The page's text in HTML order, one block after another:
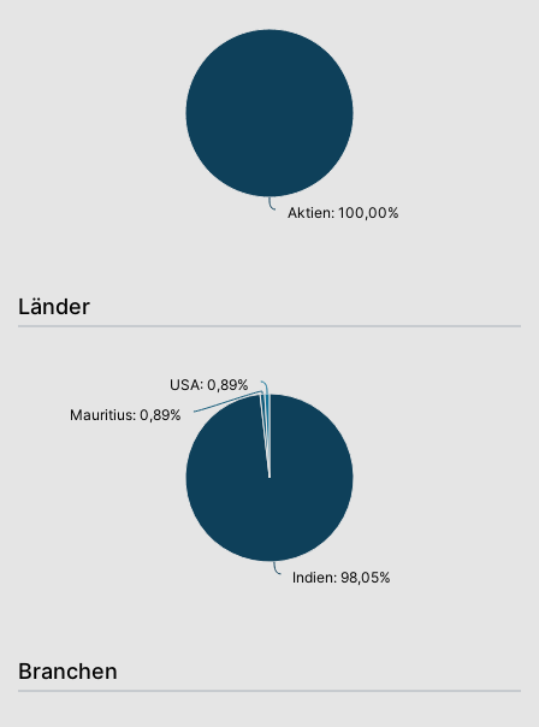
Aktien: 100,00%
Länder
Indien: 98,05%
Mauritius: 0,89%
USA: 0,89%
Branchen